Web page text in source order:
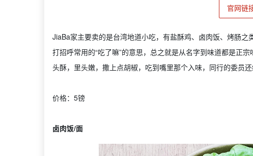
官网链
JiaBa家主要卖的是台湾地道小吃，有盐酥鸡、卤肉饭、烤肠之
打招呼常用的“吃了嘛”的意思，总之就是从名字到味道都是正
头酥，里头嫩，撒上点胡椒，吃到嘴里那个入味，同行的委员
价格：5镑
卤肉饭/面